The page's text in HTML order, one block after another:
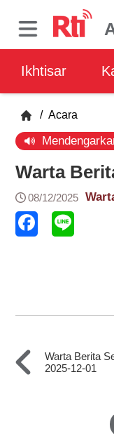
Ikhtisar
/ Acara
Warta
08/12/2025
Warta Berita
2025-12-01